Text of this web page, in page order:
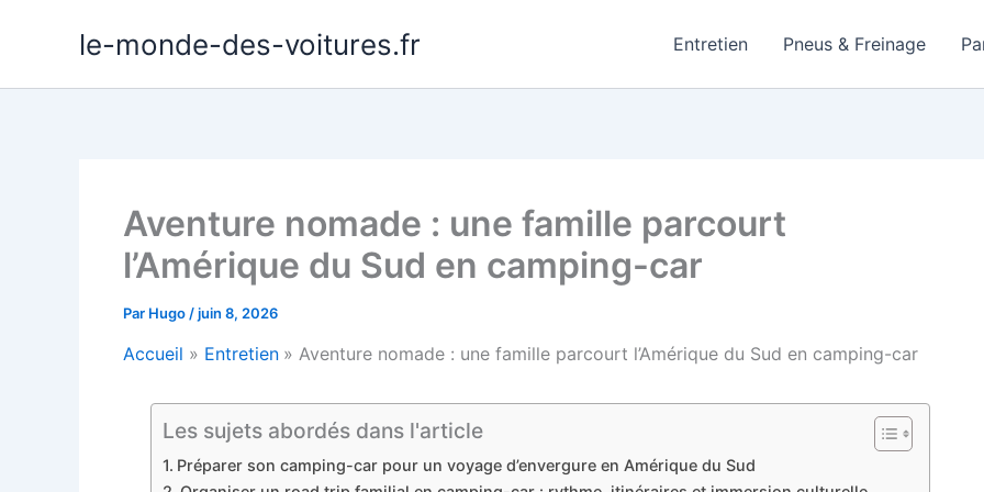
le-monde-des-voitures.fr Entretien Pneus & Freinage
Aventure nomade : une famille parcourt
l’Amérique du Sud en camping-car
Par Hugo /juin 8, 2026
Accueil Entretien Aventure nomade : une famille parcourt l’Amérique du Sud en camping-car
Les sujets abordés dans l'article
Préparer son camping-car pour un voyage d’envergure en Amérique du Sud